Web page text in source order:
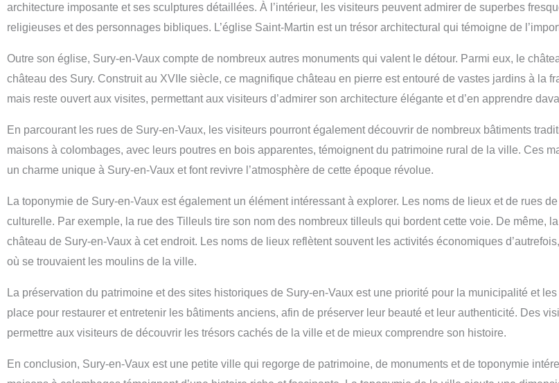
architecture imposante et ses sculptures détaillées. À l’intérieur, les visiteurs peuvent admirer de superbes
religieuses et des personnages bibliques. L’église Saint-Martin est un trésor architectural qui témoigne de
Outre son église, Sury-en-Vaux compte de nombreux autres monuments qui valent le détour. Parmi eux, le
château des Sury. Construit au XVIIe siècle, ce magnifique château en pierre est entouré de vastes jardins à la
mais reste ouvert aux visites, permettant aux visiteurs d’admirer son architecture élégante et d’en apprendre
En parcourant les rues de Sury-en-Vaux, les visiteurs pourront également découvrir de nombreux bâtiments
maisons à colombages, avec leurs poutres en bois apparentes, témoignent du patrimoine rural de la ville. Ces
un charme unique à Sury-en-Vaux et font revivre l’atmosphère de cette époque révolue.
La toponymie de Sury-en-Vaux est également un élément intéressant à explorer. Les noms de lieux et de rues
culturelle. Par exemple, la rue des Tilleuls tire son nom des nombreux tilleuls qui bordent cette voie. De même,
château de Sury-en-Vaux à cet endroit. Les noms de lieux reflètent souvent les activités économiques
où se trouvaient les moulins de la ville.
La préservation du patrimoine et des sites historiques de Sury-en-Vaux est une priorité pour la municipalité et
place pour restaurer et entretenir les bâtiments anciens, afin de préserver leur beauté et leur authenticité. Des
permettre aux visiteurs de découvrir les trésors cachés de la ville et de mieux comprendre son histoire.
En conclusion, Sury-en-Vaux est une petite ville qui regorge de patrimoine, de monuments et de toponymie